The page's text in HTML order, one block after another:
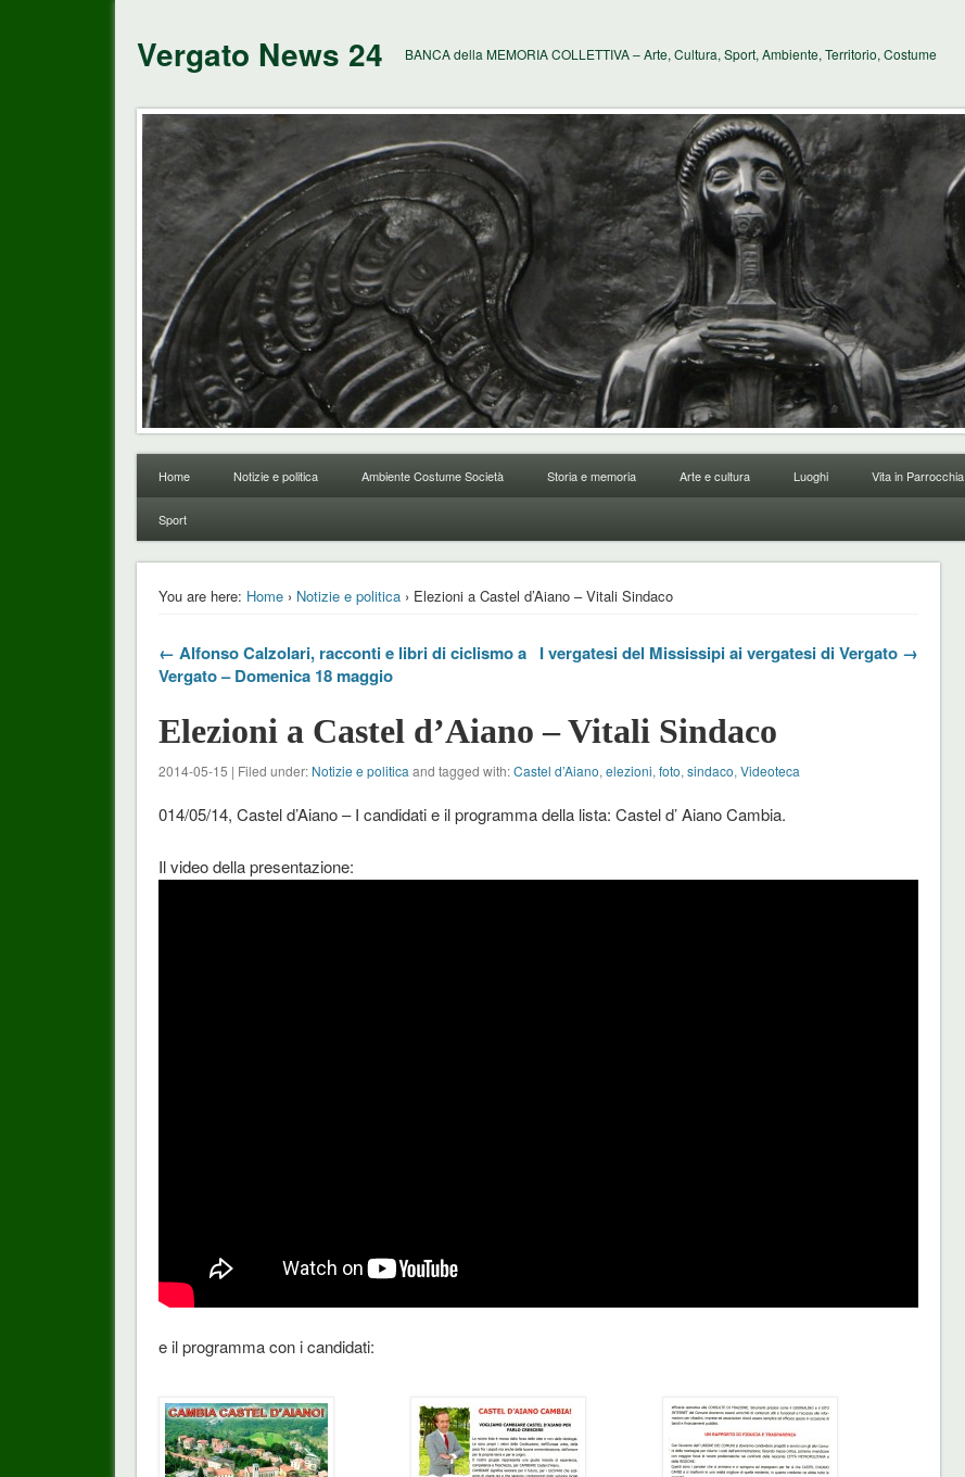
Vergato News 24 BANCA della MEMORIA COLLETTIVA – Arte, Cultura, Sport, Ambiente, Territorio, Costume
Home Notizie e politica Ambiente Costume Società Storia e memoria Arte e cultura Luoghi Vita in Parrocchia
Sport
You are here: Home› Notizie e politica› Elezioni a Castel d’Aiano – Vitali Sindaco
← Alfonso Calzolari, racconti e libri di ciclismo a
Vergato – Domenica 18 maggio
I vergatesi del Mississipi ai vergatesi di Vergato →
Elezioni a Castel d’Aiano – Vitali Sindaco
2014-05-15 | Filed under: Notizie e politica and tagged with:Castel d’Aiano, elezioni, foto, sindaco, Videoteca
014/05/14, Castel d’Aiano – I candidati e il programma della lista: Castel d’ Aiano Cambia.
Il video della presentazione:
e il programma con i candidati: